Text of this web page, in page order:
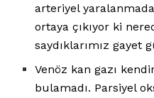
arteriyel
ortaya çıkıyor ki
saydıklarımız gayet
Venöz kan gazı
bulamadı. Parsiyel